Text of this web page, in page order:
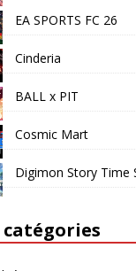
EA SPORTS FC 26
Cinderia
BALL x PIT
Cosmic Mart
Digimon Story Time
catégories